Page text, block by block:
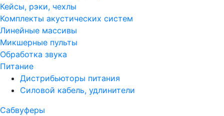
Кейсы, рэки, чехлы
Комплекты акустических систем
Линейные массивы
Микшерные пульты
Обработка звука
Питание
Дистрибьюторы питания
Силовой кабель, удлинители
Сабвуферы